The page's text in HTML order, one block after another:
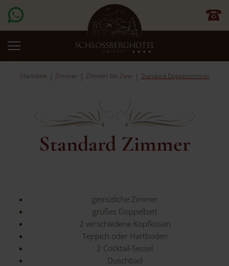
Startseite Zimmer Zimmer bis Zwei Standard Doppelzimmer
Standard Zimmer
gemütliche Zimmer
großes Doppelbett
2 verschiedene Kopfkissen
Teppich oder Hartboden
2 Cocktail-Sessel
Duschbad